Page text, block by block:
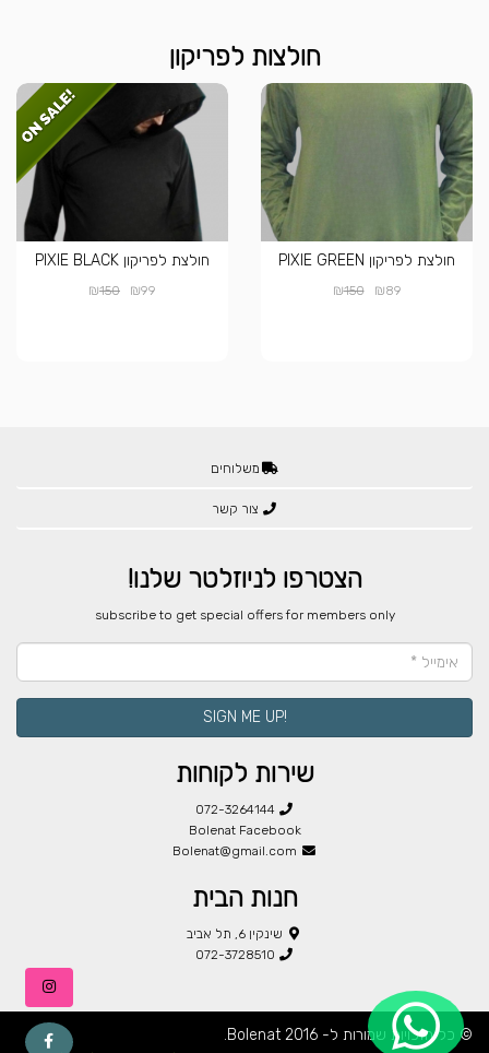
חולצות לפריקון
חולצת לפריקון PIXIE GREEN
₪89
₪150
חולצת לפריקון PIXIE BLACK
₪99
₪150
משלוחים
צור קשר
הצטרפו לניוזלטר שלנו!
​subscribe to get special offers for members only
!SIGN ME UP
שירות לקוחות
072-3264144
Bolenat Facebook
Bolenat@gmail.com
חנות הבית
שינקין 6, תל אביב
072-3728510
© כל הזכויות שמורות ל- Bolenat 2016.